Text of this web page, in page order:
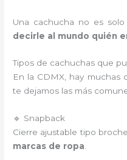
Una cachucha no es
decirle al mundo quién
Tipos de cachuchas que
En la CDMX, hay muchas
te dejamos las más
🔹 Snapback
Cierre ajustable tipo
marcas de ropa.